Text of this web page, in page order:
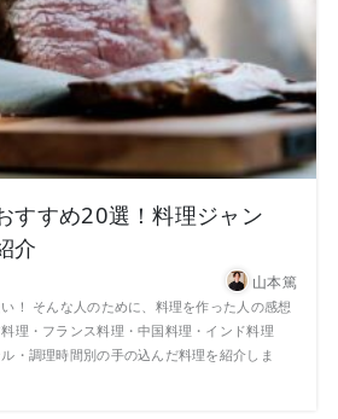
すすめ20選！料理ジャン
介
山本篤
！ そんな人のために、料理を作った人の感想
理・フランス料理・中国料理・インド料理
・調理時間別の手の込んだ料理を紹介しま